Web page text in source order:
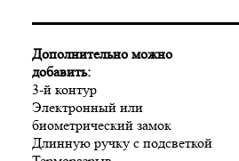
Дополнительно можно
добавить:
3-й контур
Электронный или
биометрический замок
Длинную ручку с подсветкой